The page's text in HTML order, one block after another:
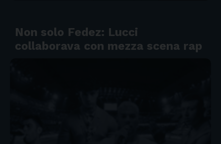
Non solo Fedez: Lucci
collaborava con mezza scena rap